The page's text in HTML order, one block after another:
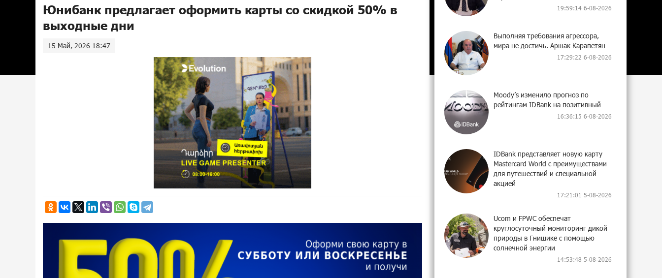
Юнибанк предлагает оформить карты со скидкой 50% в
выходные дни
15 Май, 2026 18:47
19:59:14 6-08-2026
Выполняя требования агрессора,
мира не достичь. Аршак Карапетян
17:29:22 6-08-2026
Moody’s изменило прогноз по
рейтингам IDBank на позитивный
16:36:15 6-08-2026
IDBank представляет новую карту
Mastercard World с преимуществами
для путешествий и специальной
акцией
17:21:01 5-08-2026
Ucom и FPWC обеспечат
круглосуточный мониторинг дикой
природы в Гнишике с помощью
солнечной энергии
14:53:48 5-08-2026